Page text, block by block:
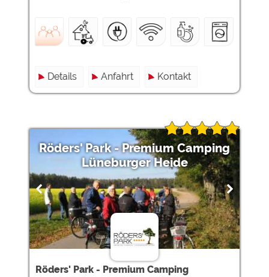
Details Anfahrt Kontakt
Röders' Park - Premium Camping
Lüneburger Heide
Röders' Park - Premium Camping